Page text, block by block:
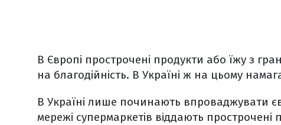
В Європі прострочені продукти або їжу з
на благодійність. В Україні ж на цьому
В Україні лише починають впроваджувати
мережі супермаркетів віддають